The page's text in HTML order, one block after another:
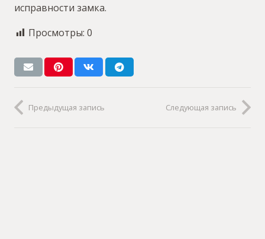
исправности замка.
Просмотры: 0
Предыдущая запись Следующая запись